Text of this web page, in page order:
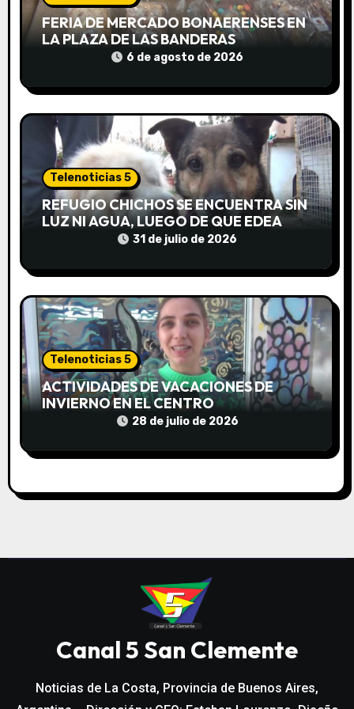
d
e
n
t
r
a
d
a
s
FERIA DE MERCADO BONAERENSES EN
LA PLAZA DE LAS BANDERAS
6 de agosto de 2026
Telenoticias 5
REFUGIO CHICHOS SE ENCUENTRA SIN
LUZ NI AGUA, LUEGO DE QUE EDEA
CORTARA EL SUMINISTRO SIN AVISO
31 de julio de 2026
Telenoticias 5
ACTIVIDADES DE VACACIONES DE
INVIERNO EN EL CENTRO
COMUNITARIO EL TALA
28 de julio de 2026
Canal 5 San Clemente
Noticias de La Costa, Provincia de Buenos Aires,